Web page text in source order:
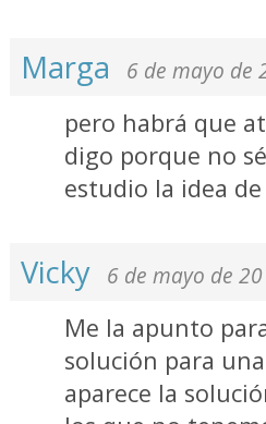
Marga 6 de mayo de
pero habrá que
digo porque no
estudio la idea
Vicky 6 de mayo de
Me la apunto
solución para
aparece la